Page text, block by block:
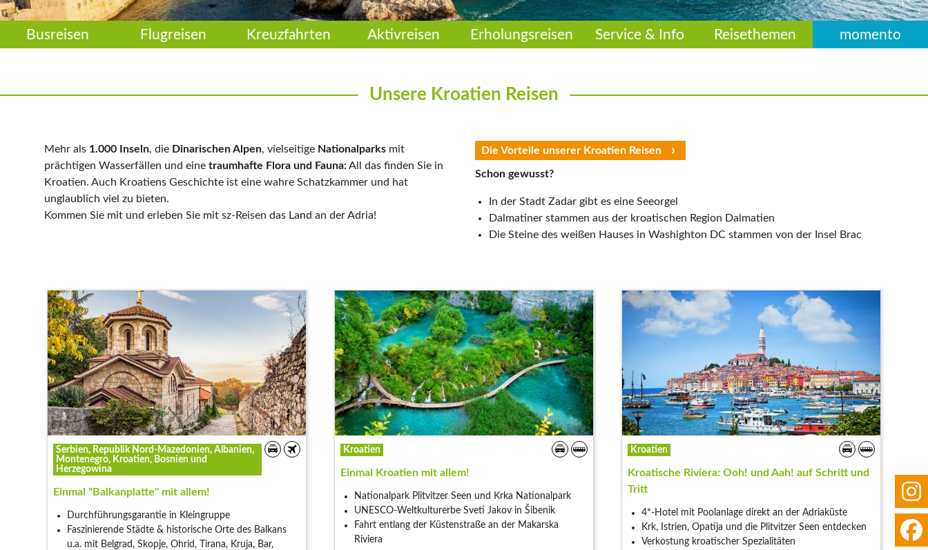
Busreisen Flugreisen Kreuzfahrten Aktivreisen Erholungsreisen Service & Info Reisethemen momento
Unsere Kroatien Reisen
Mehr als 1.000 Inseln, die Dinarischen Alpen, vielseitige Nationalparks mit
prächtigen Wasserfällen und eine traumhafte Flora und Fauna:All das finden Sie in
Kroatien. Auch Kroatiens Geschichte ist eine wahre Schatzkammer und hat
unglaublich viel zu bieten.
Kommen Sie mit und erleben Sie mit sz-Reisen das Land an der Adria!
Die Vorteile unserer Kroatien Reisen
Schon gewusst?
In der Stadt Zadar gibt es eine Seeorgel
Dalmatiner stammen aus der kroatischen Region Dalmatien
Die Steine des weißen Hauses in Washighton DC stammen von der Insel Brac
Serbien, Republik Nord-Mazedonien, Albanien,
Montenegro, Kroatien, Bosnien und
Herzegowina
Einmal "Balkanplatte" mit allem!
Durchführungsgarantie in Kleingruppe
Faszinierende Städte & historische Orte des Balkans
u.a. mit Belgrad, Skopje, Ohrid, Tirana, Kruja, Bar,
Kroatien
Einmal Kroatien mit allem!
Nationalpark Plitvitzer Seen und Krka Nationalpark
UNESCO-Weltkulturerbe Sveti Jakov in Šibenik
Fahrt entlang der Küstenstraße an der Makarska
Riviera
Kroatien
Kroatische Riviera: Ooh! und Aah! auf Schritt und
Tritt
4*-Hotel mit Poolanlage direkt an der Adriaküste
Krk, Istrien, Opatija und die Plitvitzer Seen entdecken
Verkostung kroatischer Spezialitäten